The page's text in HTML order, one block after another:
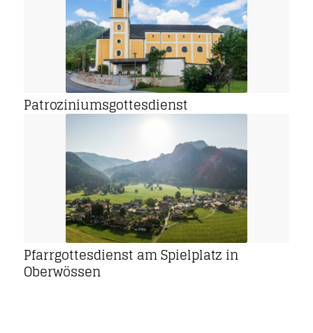
Patroziniumsgottesdienst
Pfarrgottesdienst am Spielplatz in
Oberwössen